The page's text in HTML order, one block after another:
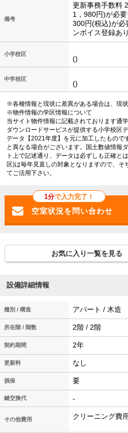
備考
更新事務手数料
1，980円)が必
300円(税込)が必
ンボイス登録あり
小学校区
()
中学校区
()
※各種情報と現状に差異がある場合は、現状
※物件情報の学区情報について
当サイト物件情報に記載されております通
ダウンロードサービスが提供する小学校区
データ【2021年度】を元に加工したもので
と異なる場合がございます。国土数値情報
ト上で記述通り、データは必ずしも正確と
区)は毎年見直しの対象となりますので、そ
てご活用下さい。
1分で入力完了！
お気に入り一覧を見る
設備詳細情報
種別 / 構造 アパート / 木造
所在階 / 階数 2階 / 2階
契約期間 2年
更新料 なし
損保 要
鍵交換代 -
その他費用 クリーニング費